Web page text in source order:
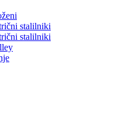
stalilniki
stalilniki